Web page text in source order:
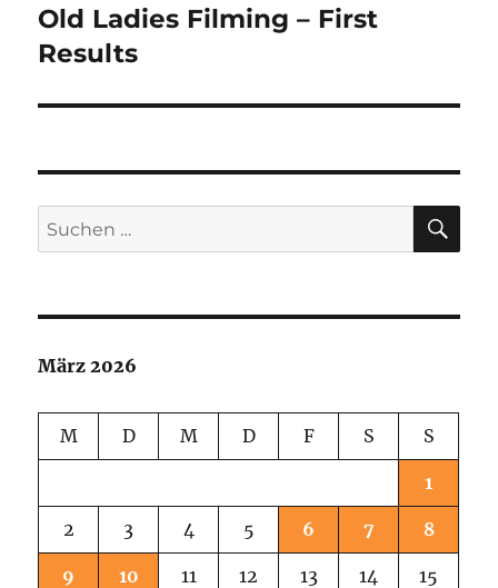
Nächster
Beitrag:
Old Ladies Filming – First
Results
Suchen
nach:
März 2026
M D M D F S S
1
2 3 4 5 6 7 8
9 10 11 12 13 14 15